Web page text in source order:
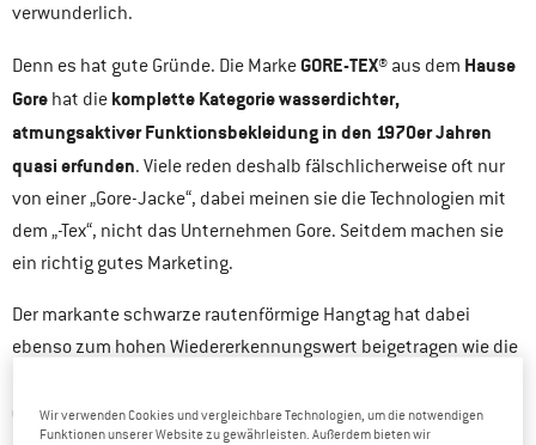
verwunderlich.
Denn es hat gute Gründe. Die Marke GORE-TEX® aus dem Hause
Gore hat die komplette Kategorie wasserdichter,
atmungsaktiver Funktionsbekleidung in den 1970er Jahren
quasi erfunden. Viele reden deshalb fälschlicherweise oft nur
von einer „Gore-Jacke“, dabei meinen sie die Technologien mit
dem „-Tex“, nicht das Unternehmen Gore. Seitdem machen sie
ein richtig gutes Marketing.
Der markante schwarze rautenförmige Hangtag hat dabei
ebenso zum hohen Wiedererkennungswert beigetragen wie die
unterstütztseineMarkenpartnernach Kräften, die Vorteile
Wir verwenden Cookies und vergleichbare Technologien, um die notwendigen
Funktionen unserer Website zu gewährleisten. Außerdem bieten wir